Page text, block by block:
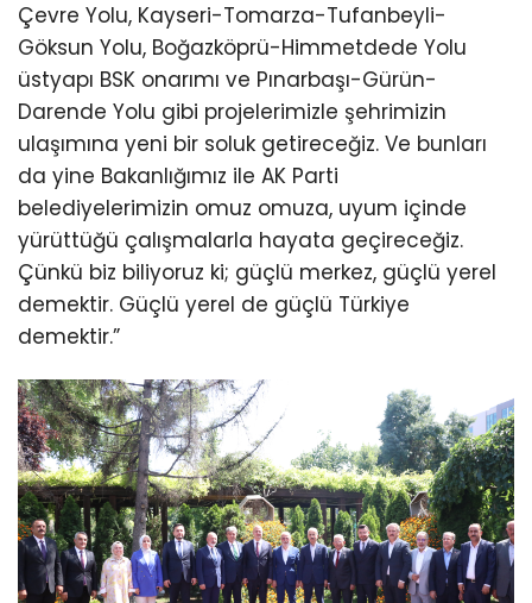
Çevre Yolu, Kayseri-Tomarza-Tufanbeyli-
Göksun Yolu, Boğazköprü-Himmetdede Yolu
üstyapı BSK onarımı ve Pınarbaşı-Gürün-
Darende Yolu gibi projelerimizle şehrimizin
ulaşımına yeni bir soluk getireceğiz. Ve bunları
da yine Bakanlığımız ile AK Parti
belediyelerimizin omuz omuza, uyum içinde
yürüttüğü çalışmalarla hayata geçireceğiz.
Çünkü biz biliyoruz ki; güçlü merkez, güçlü yerel
demektir. Güçlü yerel de güçlü Türkiye
demektir.”